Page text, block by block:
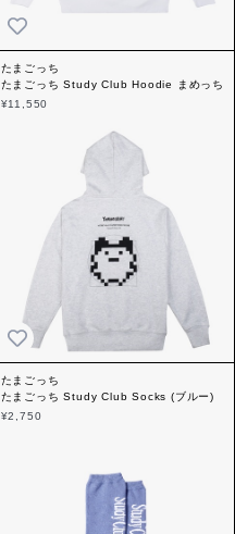
たまごっち
たまごっち Study Club Hoodie まめっち
¥11,550
たまごっち
たまごっち Study Club Socks (ブルー)
¥2,750